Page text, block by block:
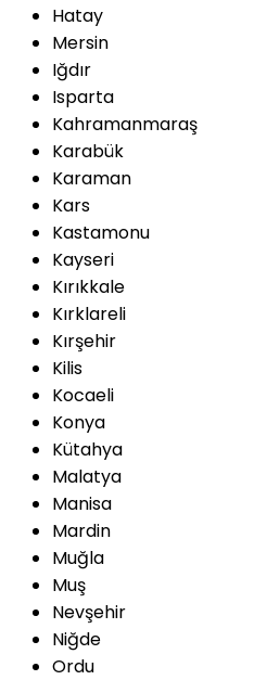
Hatay
Mersin
Iğdır
Isparta
Kahramanmaraş
Karabük
Karaman
Kars
Kastamonu
Kayseri
Kırıkkale
Kırklareli
Kırşehir
Kilis
Kocaeli
Konya
Kütahya
Malatya
Manisa
Mardin
Muğla
Muş
Nevşehir
Niğde
Ordu